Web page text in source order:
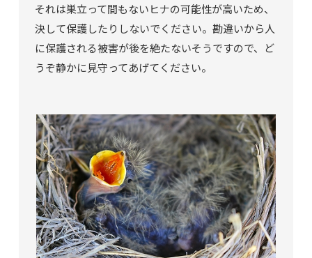
それは巣立って間もないヒナの可能性が高いため、
決して保護したりしないでください。勘違いから人
に保護される被害が後を絶たないそうですので、ど
うぞ静かに見守ってあげてください。